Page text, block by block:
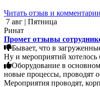
Читать отзыв и комментарии
7 авг | Пятница
Ринат
Промет отзывы
Бывает, что в
Ну и мероприятий
Оборудование в
новые процессы, проводят
Мероприятия проводят,